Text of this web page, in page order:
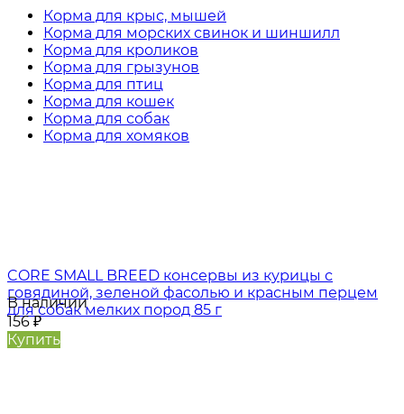
Корма для крыс, мышей
Корма для морских свинок и шиншилл
Корма для кроликов
Корма для грызунов
Корма для птиц
Корма для кошек
Корма для собак
Корма для хомяков
CORE SMALL BREED консервы из курицы с
говядиной, зеленой фасолью и красным перцем
для собак мелких пород 85 г
В наличии
156₽
Купить